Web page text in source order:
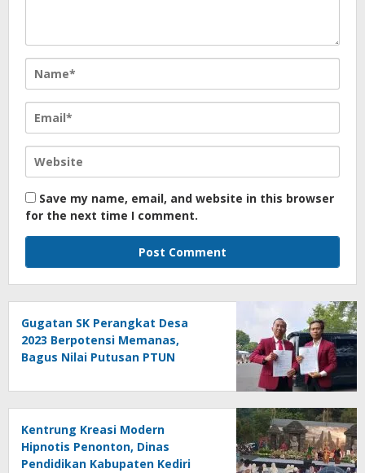
Save my name, email, and website in this browser
for the next time I comment.
Gugatan SK Perangkat Desa
2023 Berpotensi Memanas,
Bagus Nilai Putusan PTUN
Kentrung Kreasi Modern
Hipnotis Penonton, Dinas
Pendidikan Kabupaten Kediri